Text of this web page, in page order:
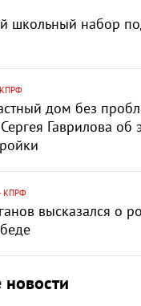
школьный набор
дом без
Гаврилова об
КПРФ
высказался о